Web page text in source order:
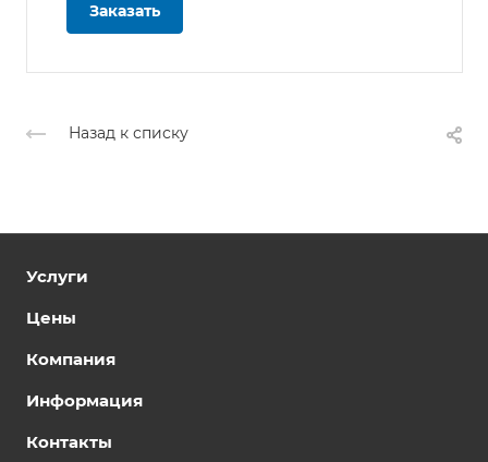
Заказать
Назад к списку
Услуги
Цены
Компания
Информация
Контакты